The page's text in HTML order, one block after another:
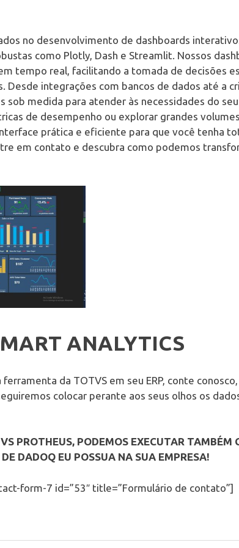
no desenvolvimento de dashboards
como Plotly, Dash e Streamlit. Nossos
tempo real, facilitando a tomada de decisões
Desde integrações com bancos de dados até a
medida para atender às necessidades do
de desempenho ou explorar grandes
prática e eficiente para que você tenha
em contato e descubra como podemos
ANALYTICS
da TOTVS em seu ERP, conte
colocar perante aos seus olhos os
PROTHEUS, PODEMOS EXECUTAR TAMBÉM
DE DADOQ EU POSSUA NA SUA EMPRESA!
form-7 id=”53″ title=”Formulário de contato”]